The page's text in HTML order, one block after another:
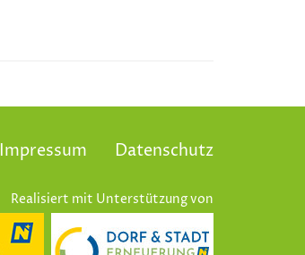
Impressum Datenschutz
Realisiert mit Unterstützung von